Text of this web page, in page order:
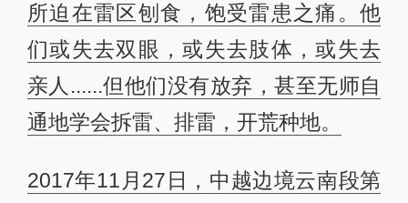
所迫在雷区刨食，饱受雷患之痛。他
们或失去双眼，或失去肢体，或失去
亲人......但他们没有放弃，甚至无师自
通地学会拆雷、排雷，开荒种地。
2017年11月27日，中越边境云南段第